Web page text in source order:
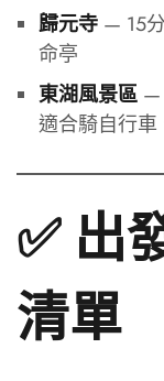
歸元寺— 15
命亭
東湖風景區—
適合騎自行
✅ 出
清單